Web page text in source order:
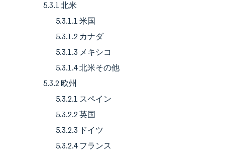
5.3.1 北米
5.3.1.1 米国
5.3.1.2 カナダ
5.3.1.3 メキシコ
5.3.1.4 北米その他
5.3.2 欧州
5.3.2.1 スペイン
5.3.2.2 英国
5.3.2.3 ドイツ
5.3.2.4 フランス